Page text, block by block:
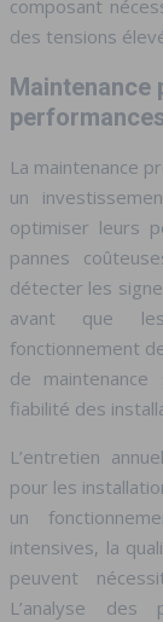
composant
des tensions
Maintenance
La maintenance
un
optimiser leurs
pannes
détecter les
avant que
fonctionnement
de
fiabilité des
L’entretien
pour les
un
intensives, la
peuvent
L’analyse des